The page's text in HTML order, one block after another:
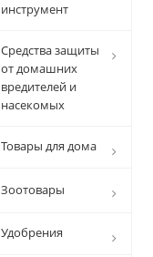
инструмент
Средства защиты
от домашних
вредителей и
насекомых
Товары для дома
Зоотовары
Удобрения